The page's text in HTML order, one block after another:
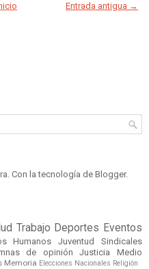
Entrada antigua →
Con la tecnología de Blogger.
Trabajo Deportes Eventos
Humanos Juventud
Sindicales
de opinión Justicia
Medio
Memoria Elecciones Nacionales Religión